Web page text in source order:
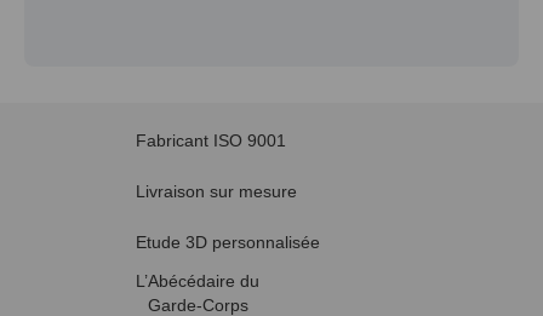
Fabricant ISO 9001
Livraison sur mesure
Etude 3D personnalisée
L’Abécédaire du
Garde-Corps